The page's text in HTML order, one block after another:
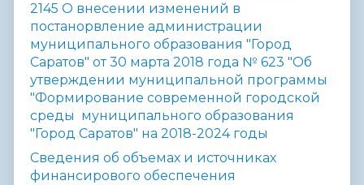
2145 О внесении изменений в
постанорвление администрации
муниципального образования "Город
Саратов" от 30 марта 2018 года № 623 "Об
утверждении муниципальной программы
"Формирование современной городской
среды муниципального образования
"Город Саратов" на 2018-2024 годы
Сведения об объемах и источниках
финансирового обеспечения